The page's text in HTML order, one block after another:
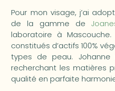
Pour mon visage, j’ai
de la gamme de
laboratoire à
constitués d’actifs 100%
types de peau. Johanne
recherchant les matières
qualité en parfaite